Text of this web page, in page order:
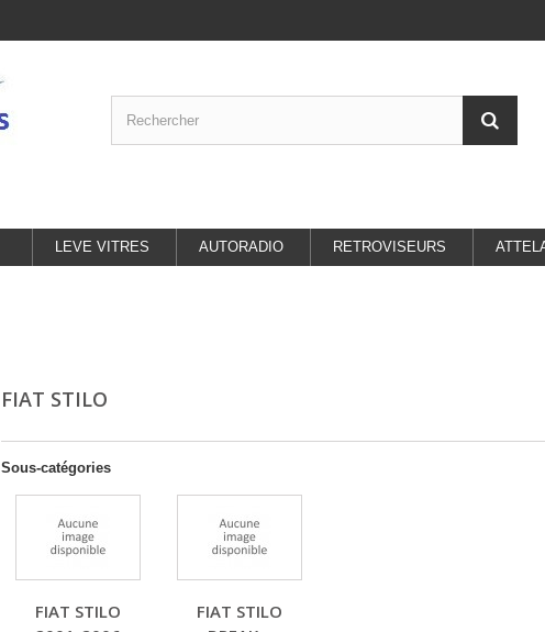
LEVE VITRES AUTORADIO RETROVISEURS
FIAT STILO
Sous-catégories
FIAT STILO
FIAT STILO